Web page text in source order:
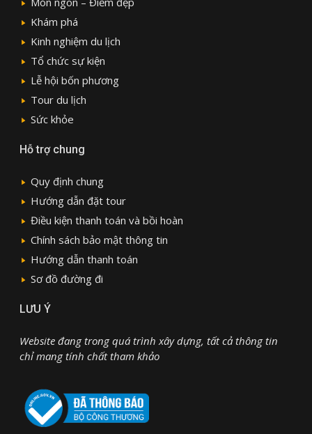
Khám phá
Kinh nghiệm du lịch
Tổ chức sự kiện
Lễ hội bốn phương
Tour du lịch
Sức khỏe
Hỗ trợ chung
Quy định chung
Hướng dẫn đặt tour
Điều kiện thanh toán và bồi hoàn
Chính sách bảo mật thông tin
Hướng dẫn thanh toán
Sơ đồ đường đi
LƯU Ý
Website đang trong quá trình xây dựng, tất cả thông tin
chỉ mang tính chất tham khảo